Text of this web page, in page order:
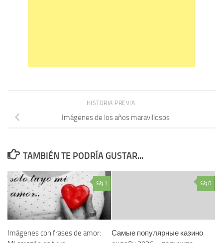
HISTORIA PREVIA
Imágenes de los años maravillosos
TAMBIÉN TE PODRÍA GUSTAR...
1
Imágenes con frases de amor:
0
Самые популярные казино